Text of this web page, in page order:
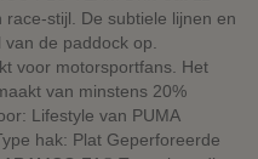
stijl. De subtiele lijnen en
de paddock op.
voor motorsportfans. Het
van minstens 20%
Lifestyle van PUMA
hak: Plat Geperforeerde